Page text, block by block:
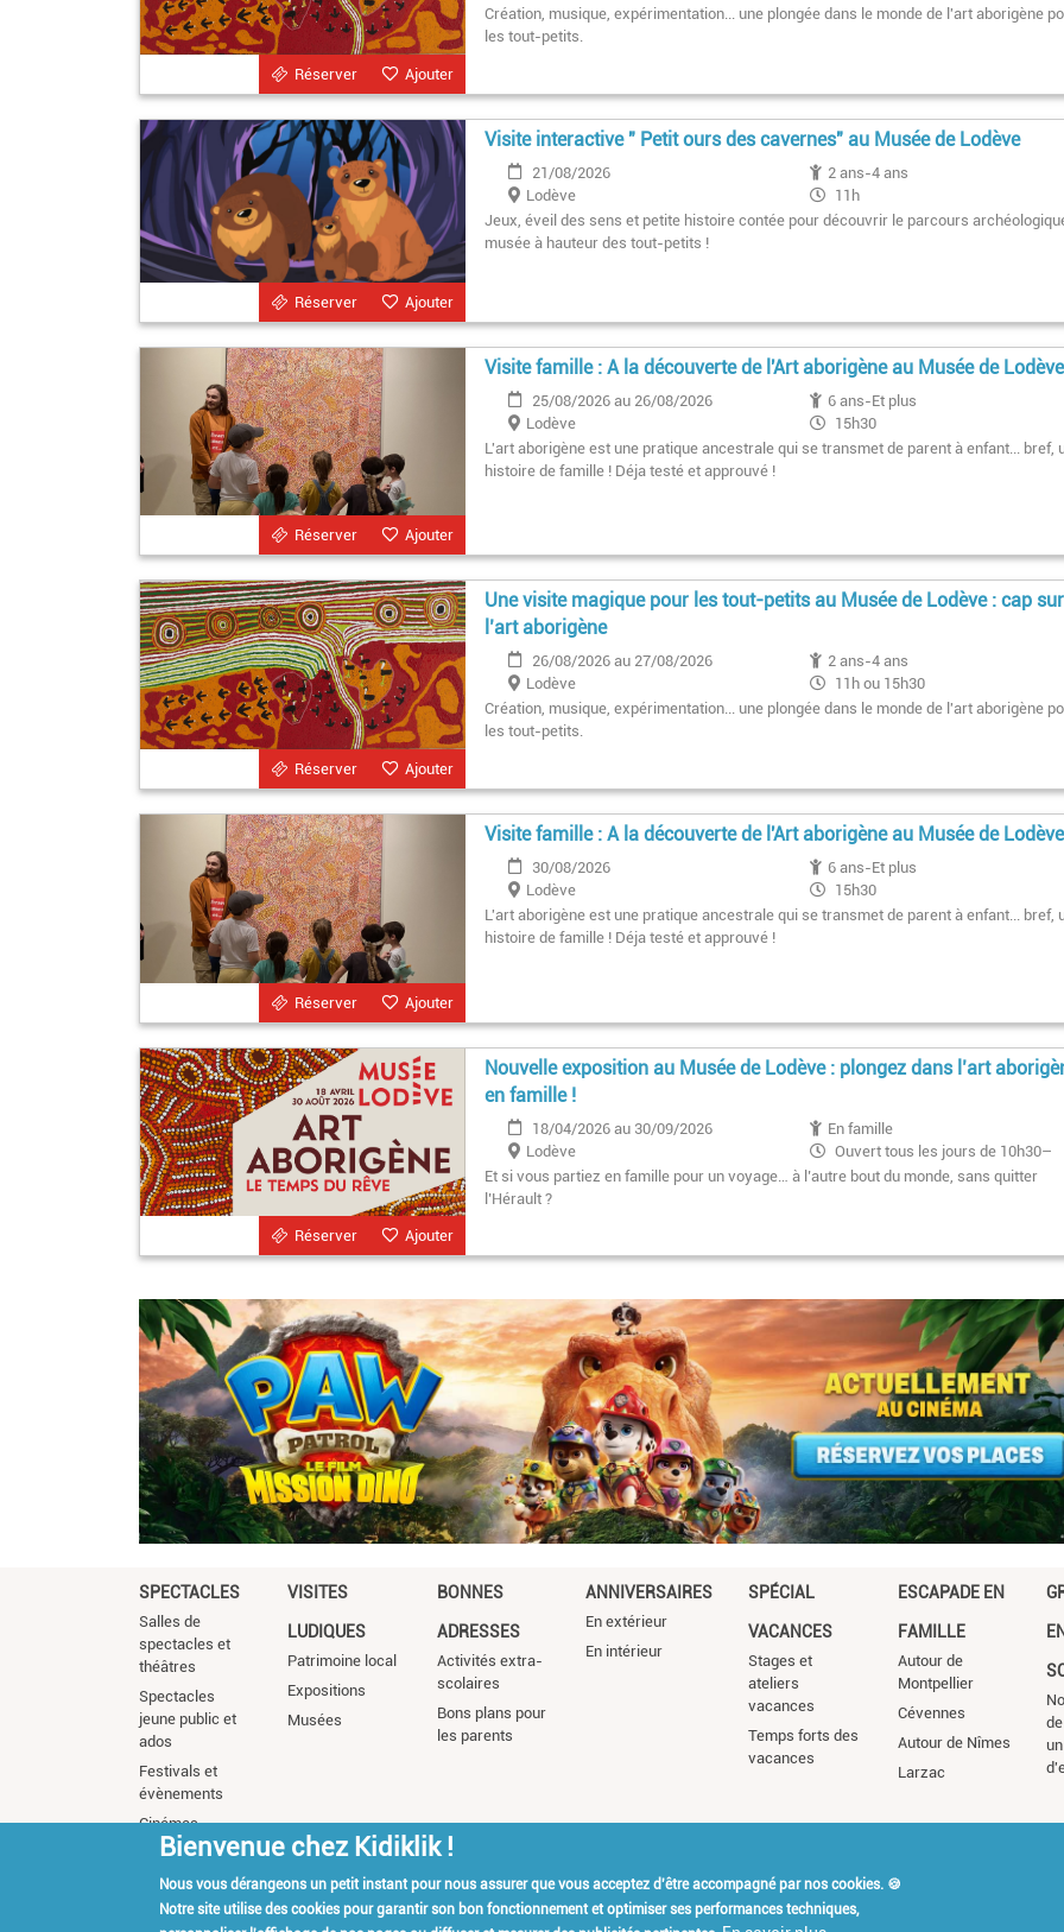
Ajouter
Réserver
Création, musique, expérimentation... une plongée dans le monde de l'art aborigène
les tout-petits.
Ajouter
Réserver
Visite interactive " Petit ours des cavernes" au Musée de Lodève
21/08/2026
2 ans-4 ans
Lodève
11h
Jeux, éveil des sens et petite histoire contée pour découvrir le parcours
musée à hauteur des tout-petits !
Ajouter
Réserver
Visite famille : A la découverte de l'Art aborigène au Musée de Lodève
25/08/2026 au 26/08/2026
6 ans-Et plus
Lodève
15h30
1er dimanche du mois 11h
L'art aborigène est une pratique ancestrale qui se transmet de parent à enfant... bref,
histoire de famille ! Déja testé et approuvé !
Ajouter
Réserver
Une visite magique pour les tout-petits au Musée de Lodève : cap sur
l’art aborigène
26/08/2026 au 27/08/2026
2 ans-4 ans
Lodève
11h ou 15h30
Création, musique, expérimentation... une plongée dans le monde de l'art aborigène
les tout-petits.
Ajouter
Réserver
Visite famille : A la découverte de l'Art aborigène au Musée de Lodève
30/08/2026
6 ans-Et plus
Lodève
15h30
1er dimanche du mois 11h
L'art aborigène est une pratique ancestrale qui se transmet de parent à enfant... bref,
histoire de famille ! Déja testé et approuvé !
Ajouter
Réserver
Nouvelle exposition au Musée de Lodève : plongez dans l’art
en famille !
18/04/2026 au 30/09/2026
En famille
Lodève
Ouvert tous les jours de 10h30–
13h / 14h–18h (fermé lundi)
Et si vous partiez en famille pour un voyage… à l’autre bout du monde, sans quitter
l’Hérault ?
SPECTACLES
Salles de
spectacles et
théâtres
Spectacles
jeune public et
ados
Festivals et
évènements
Cinémas
VISITES
LUDIQUES
Patrimoine local
Expositions
Musées
BONNES
ADRESSES
Activités extra-
scolaires
Bons plans pour
les parents
ANNIVERSAIRES
En extérieur
En intérieur
SPÉCIAL
VACANCES
Stages et
ateliers
vacances
Temps forts des
vacances
ESCAPADE EN
FAMILLE
Autour de
Montpellier
Cévennes
Autour de Nîmes
Larzac
Kidiklik Recrute Qui est Kidiklik ? Contact
Bienvenue chez Kidiklik !
Nous vous dérangeons un petit instant pour nous assurer que vous acceptez d'être accompagné par nos cookies. 🍪
Notre site utilise des cookies pour garantir son bon fonctionnement et optimiser ses performances techniques,